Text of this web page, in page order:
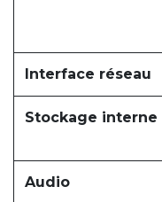
Interface réseau
Stockage interne
Audio